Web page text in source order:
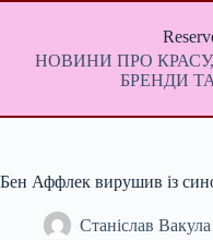
Перейти
НОВИНИ ПРО
БРЕНДИ
Бен Аффлек вирушив із
Станіслав Вакула